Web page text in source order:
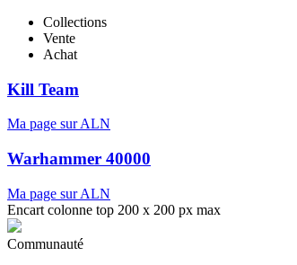
Collections
Vente
Achat
Kill Team
Ma page sur ALN
Warhammer 40000
Ma page sur ALN
Encart colonne top 200 x 200 px max
Communauté